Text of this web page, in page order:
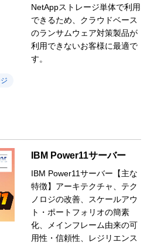
NetAppストレージ単体で利用
できるため、クラウドベース
のランサムウェア対策製品が
利用できないお客様に最適で
す。
IBM Power11サーバー
IBM Power11サーバー【主な
特徴】アーキテクチャ、テク
ノロジの改善、スケールアウ
ト・ポートフォリオの簡素
化、メインフレーム由来の可
用性・信頼性、レジリエンス